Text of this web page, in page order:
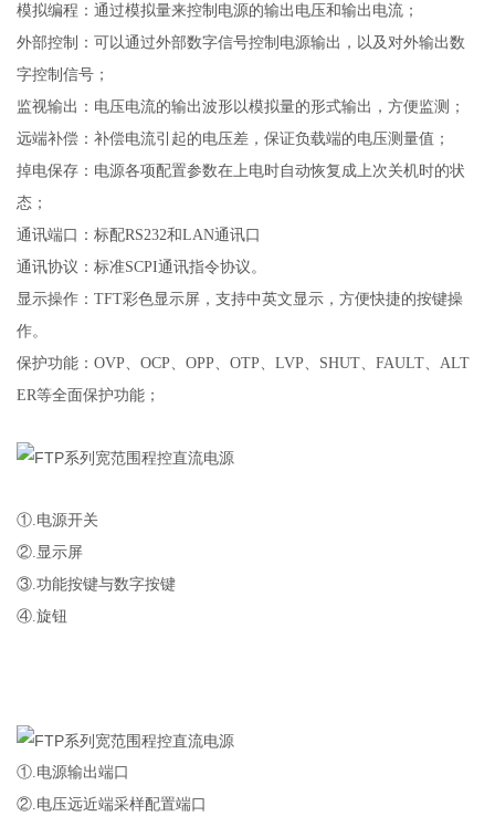
模拟编程：通过模拟量来控制电源的输出电压和输出电流；
外部控制：可以通过外部数字信号控制电源输出，以及对外输出数
字控制信号；
监视输出：电压电流的输出波形以模拟量的形式输出，方便监测；
远端补偿：补偿电流引起的电压差，保证负载端的电压测量值；
掉电保存：电源各项配置参数在上电时自动恢复成上次关机时的状
态；
通讯端口：标配RS232和LAN通讯口
通讯协议：标准SCPI通讯指令协议。
显示操作：TFT彩色显示屏，支持中英文显示，方便快捷的按键操
作。
保护功能：OVP、OCP、OPP、OTP、LVP、SHUT、FAULT、ALT
ER等全面保护功能；
①.电源开关
②.显示屏
③.功能按键与数字按键
④.旋钮
①.电源输出端口
②.电压远近端采样配置端口